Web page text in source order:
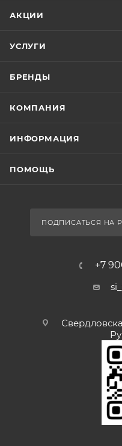
АКЦИИ
УСЛУГИ
БРЕНДЫ
КОМПАНИЯ
ИНФОРМАЦИЯ
ПОМОЩЬ
ПОДПИСАТЬСЯ НА
+7